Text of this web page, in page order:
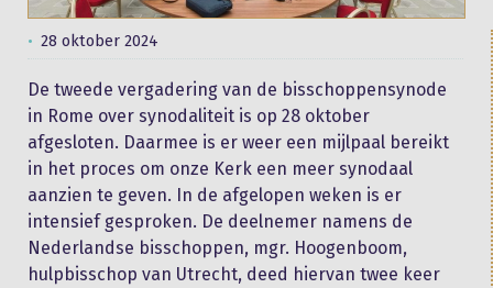
28 oktober 2024
De tweede vergadering van de bisschoppensynode
in Rome over synodaliteit is op 28 oktober
afgesloten. Daarmee is er weer een mijlpaal bereikt
in het proces om onze Kerk een meer synodaal
aanzien te geven. In de afgelopen weken is er
intensief gesproken. De deelnemer namens de
Nederlandse bisschoppen, mgr. Hoogenboom,
hulpbisschop van Utrecht, deed hiervan twee keer